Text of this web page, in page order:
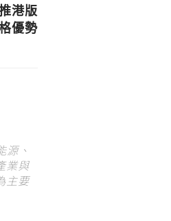
港版
優勢
、
業與
主要